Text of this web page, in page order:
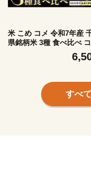
米 こめ コメ 令和7年産
県銘柄米 3種 食べ比べ
ヒカリ ふさこがね ふさ
め 450g × 3種 1350g 市
しひかり 詰め合わせ セ
すべ